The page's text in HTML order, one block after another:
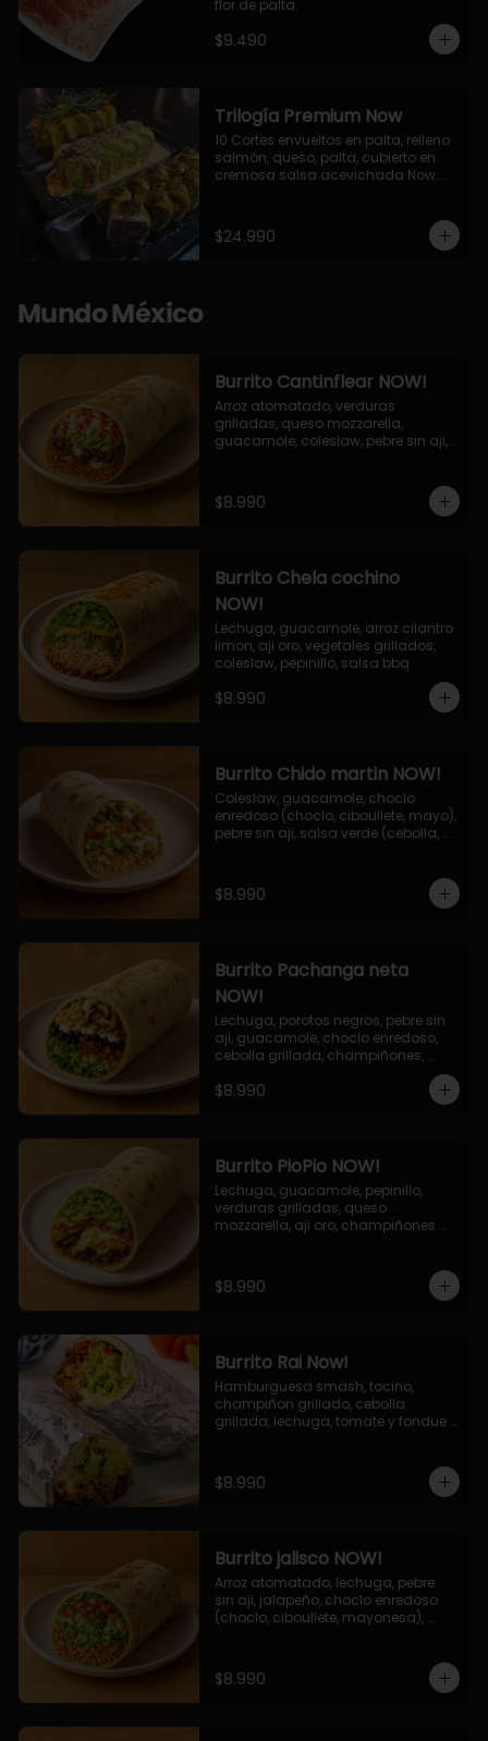
flor de palta.
$9.490
Trilogía Premium Now
10 Cortes envueltos en palta, relleno
salmón, queso, palta, cubierto en
cremosa salsa acevichada Now.
palta, cubierto con topping de
chimichurri de la casa flambeado.
$24.990
Mundo México
Burrito Cantinflear NOW!
Arroz atomatado, verduras
grilladas, queso mozzarella,
guacamole, coleslaw, pebre sin aji,
$8.990
Burrito Chela cochino
NOW!
Lechuga, guacamole, arroz cilantro
limon, aji oro, vegetales grillados,
coleslaw, pepinillo, salsa bbq
$8.990
Burrito Chido martin NOW!
Coleslaw, guacamole, choclo
enredoso (choclo, ciboullete, mayo),
pebre sin aji, salsa verde (cebolla,
$8.990
Burrito Pachanga neta
NOW!
Lechuga, porotos negros, pebre sin
aji, guacamole, choclo enredoso,
cebolla grillada, champiñones,
$8.990
Burrito PioPio NOW!
Lechuga, guacamole, pepinillo,
verduras grilladas, queso
mozzarella, aji oro, champiñones
$8.990
Burrito Rai Now!
Hamburguesa smash, tocino,
champiñon grillado, cebolla
grillada, lechuga, tomate y fondue
$8.990
Burrito jalisco NOW!
Arroz atomatado, lechuga, pebre
sin aji, jalapeño, choclo enredoso
(choclo, ciboullete, mayonesa),
$8.990